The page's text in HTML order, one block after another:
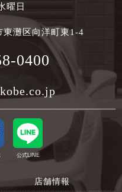
曜日
灘区向洋町東1-4
0400
公式LINE
店舗情報